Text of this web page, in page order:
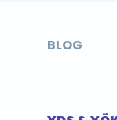
BLOG